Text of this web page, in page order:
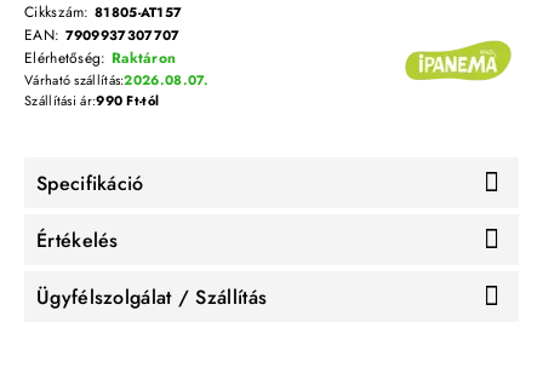
Cikkszám: 81805-AT157
EAN: 7909937307707
Elérhetőség: Raktáron
Várható szállítás:2026.08.07.
Szállítási ár:990 Ft-tól
Specifikáció
Értékelés
Ügyfélszolgálat / Szállítás